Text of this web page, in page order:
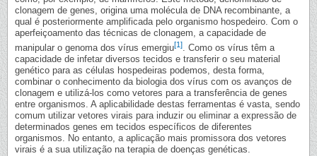
clonagem de genes, origina uma molécula de DNA recombinante, a
qual é posteriormente amplificada pelo organismo hospedeiro. Com o
aperfeiçoamento das técnicas de clonagem, a capacidade de
manipular o genoma dos vírus emergiu[1]. Como os vírus têm a
capacidade de infetar diversos tecidos e transferir o seu material
genético para as células hospedeiras podemos, desta forma,
combinar o conhecimento da biologia dos vírus com os avanços de
clonagem e utilizá-los como vetores para a transferência de genes
entre organismos. A aplicabilidade destas ferramentas é vasta, sendo
comum utilizar vetores virais para induzir ou eliminar a expressão de
determinados genes em tecidos específicos de diferentes
organismos. No entanto, a aplicação mais promissora dos vetores
virais é a sua utilização na terapia de doenças genéticas.